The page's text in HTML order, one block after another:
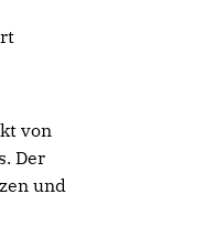
von
Der
und